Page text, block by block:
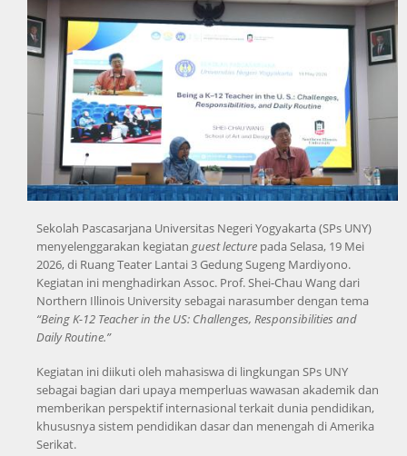
Sekolah Pascasarjana Universitas Negeri Yogyakarta (SPs UNY)
menyelenggarakan kegiatan guest lecture pada Selasa, 19 Mei
2026, di Ruang Teater Lantai 3 Gedung Sugeng Mardiyono.
Kegiatan ini menghadirkan Assoc. Prof. Shei-Chau Wang dari
Northern Illinois University sebagai narasumber dengan tema
“Being K-12 Teacher in the US: Challenges, Responsibilities and
Daily Routine.”
Kegiatan ini diikuti oleh mahasiswa di lingkungan SPs UNY
sebagai bagian dari upaya memperluas wawasan akademik dan
memberikan perspektif internasional terkait dunia pendidikan,
khususnya sistem pendidikan dasar dan menengah di Amerika
Serikat.